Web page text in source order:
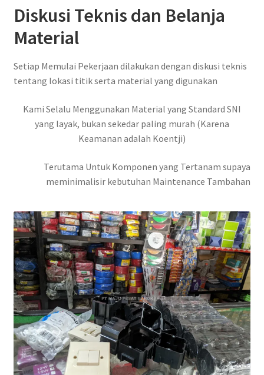
Diskusi Teknis dan Belanja
Material
Setiap Memulai Pekerjaan dilakukan dengan diskusi teknis
tentang lokasi titik serta material yang digunakan
Kami Selalu Menggunakan Material yang Standard SNI
yang layak, bukan sekedar paling murah (Karena
Keamanan adalah Koentji)
Terutama Untuk Komponen yang Tertanam supaya
meminimalisir kebutuhan Maintenance Tambahan